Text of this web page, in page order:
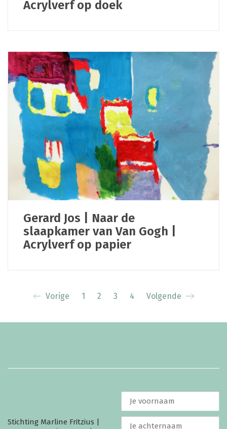
Acrylverf op doek
Gerard Jos | Naar de
slaapkamer van Van Gogh |
Acrylverf op papier
Vorige 1 2 3 4 Volgende
Stichting Marline Fritzius |